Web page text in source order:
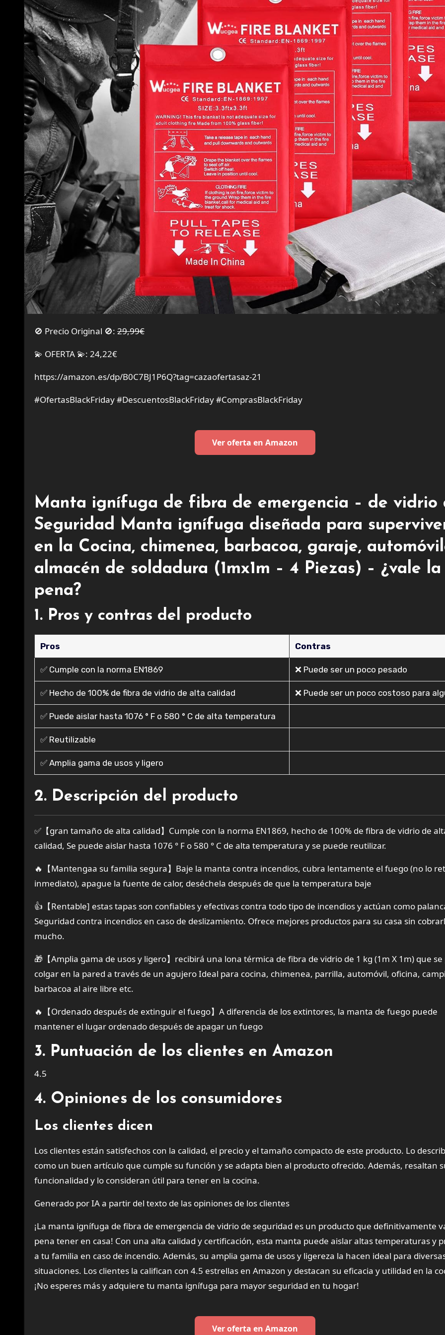
🚫 Precio Original 🚫: 29,99€
💫 OFERTA 💫: 24,22€
https://amazon.es/dp/B0C7BJ1P6Q?tag=cazaofertasaz-21
#OfertasBlackFriday #DescuentosBlackFriday #ComprasBlackFriday
Ver oferta en Amazon
Manta ignífuga de fibra de emergencia – de vidrio
Seguridad Manta ignífuga diseñada para
en la Cocina, chimenea, barbacoa, garaje,
almacén de soldadura (1mx1m – 4 Piezas) – ¿vale la
pena?
1. Pros y contras del producto
Pros Contras
✅ Cumple con la norma EN1869 ❌ Puede ser un poco pesado
✅ Hecho de 100% de fibra de vidrio de alta calidad ❌ Puede ser un poco costoso para
✅ Puede aislar hasta 1076 ° F o 580 ° C de alta temperatura
✅ Reutilizable
✅ Amplia gama de usos y ligero
2. Descripción del producto
✅【gran tamaño de alta calidad】Cumple con la norma EN1869, hecho de 100% de fibra de vidrio de
calidad, Se puede aislar hasta 1076 ° F o 580 ° C de alta temperatura y se puede reutilizar.
🔥【Mantengaa su familia segura】Baje la manta contra incendios, cubra lentamente el fuego (no lo
inmediato), apague la fuente de calor, deséchela después de que la temperatura baje
👍【Rentable] estas tapas son confiables y efectivas contra todo tipo de incendios y actúan como
Seguridad contra incendios en caso de deslizamiento. Ofrece mejores productos para su casa sin
mucho.
🎁【Amplia gama de usos y ligero】recibirá una lona térmica de fibra de vidrio de 1 kg (1m X 1m) que se
colgar en la pared a través de un agujero Ideal para cocina, chimenea, parrilla, automóvil, oficina,
barbacoa al aire libre etc.
🔥【Ordenado después de extinguir el fuego】A diferencia de los extintores, la manta de fuego puede
mantener el lugar ordenado después de apagar un fuego
3. Puntuación de los clientes en Amazon
4.5
4. Opiniones de los consumidores
Los clientes dicen
Los clientes están satisfechos con la calidad, el precio y el tamaño compacto de este producto. Lo
como un buen artículo que cumple su función y se adapta bien al producto ofrecido. Además, resaltan
funcionalidad y lo consideran útil para tener en la cocina.
Generado por IA a partir del texto de las opiniones de los clientes
¡La manta ignífuga de fibra de emergencia de vidrio de seguridad es un producto que definitivamente
pena tener en casa! Con una alta calidad y certificación, esta manta puede aislar altas temperaturas y
a tu familia en caso de incendio. Además, su amplia gama de usos y ligereza la hacen ideal para
situaciones. Los clientes la califican con 4.5 estrellas en Amazon y destacan su eficacia y utilidad en la
¡No esperes más y adquiere tu manta ignífuga para mayor seguridad en tu hogar!
Ver oferta en Amazon